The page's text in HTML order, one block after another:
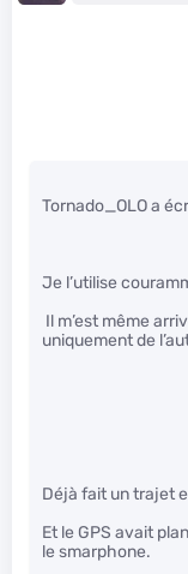
Tornado_OLO a
Je l’utilise
Il m’est même
uniquement de
Déjà fait un trajet
Et le GPS avait
le smarphone.